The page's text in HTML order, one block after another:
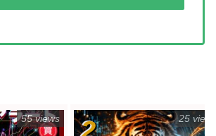
55 views 25